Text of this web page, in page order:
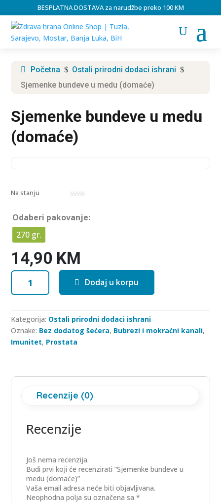
BESPLATNA DOSTAVA za narudžbe preko 100 KM
Početna $ Ostali prirodni dodaci ishrani $
Sjemenke bundeve u medu (domaće)
Sjemenke bundeve u medu
(domaće)
Na stanju
t
Odaberi pakovanje:
270 gr.
14,90 KM
Sjemenke
bundeve
u
medu
(domaće)
količina
Dodaj u korpu
Kategorija: Ostali prirodni dodaci ishrani
Oznake: Bez dodatog šećera, Bubrezi i mokraćni kanali,
Imunitet, Prostata
Recenzije (0)
Recenzije
Još nema recenzija.
Budi prvi koji će recenzirati “Sjemenke bundeve u
medu (domaće)”
Vaša email adresa neće biti objavljivana.
Neophodna polja su označena sa*